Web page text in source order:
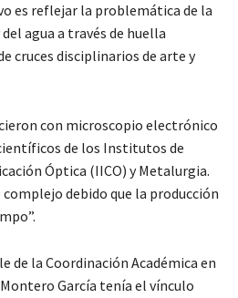
es reflejar la problemática de la
agua a través de huella
cruces disciplinarios de arte y
con microscopio electrónico
de los Institutos de
Óptica (IICO) y Metalurgia.
debido que la producción
de la Coordinación Académica en
García tenía el vínculo